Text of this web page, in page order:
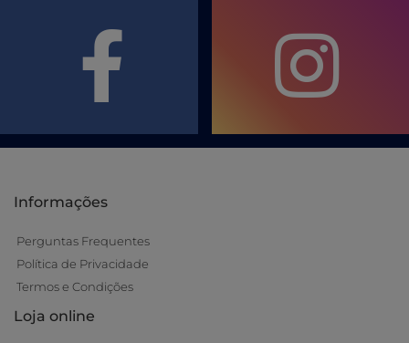
Informações
Perguntas Frequentes
Política de Privacidade
Termos e Condições
Loja online